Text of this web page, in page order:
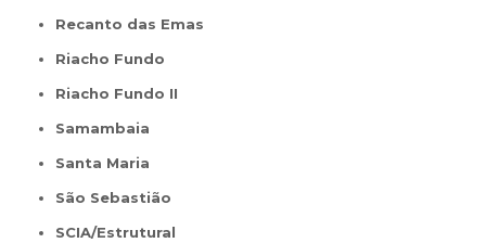
Recanto das Emas
Riacho Fundo
Riacho Fundo II
Samambaia
Santa Maria
São Sebastião
SCIA/Estrutural